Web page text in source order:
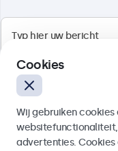
Nederlands
Cookies
Wij gebruiken
websitefunctionaliteit,
advertenties. Cookies